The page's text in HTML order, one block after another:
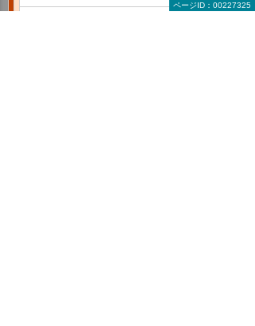
ページID：00227325